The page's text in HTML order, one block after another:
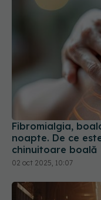
Fibromialgia,
noapte. De ce
chinuitoare boală
02 oct 2025, 10:07